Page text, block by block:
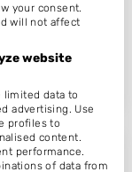
your consent.
will not affect
website
limited data to
advertising. Use
profiles to
content.
performance.
of data from